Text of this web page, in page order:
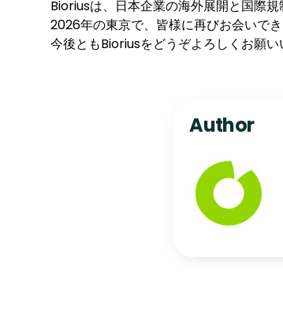
Bioriusは、日本企業の海外展開と国際
2026年の東京で、皆様に再びお会いで
今後ともBioriusをどうぞよろしくお願い
Author